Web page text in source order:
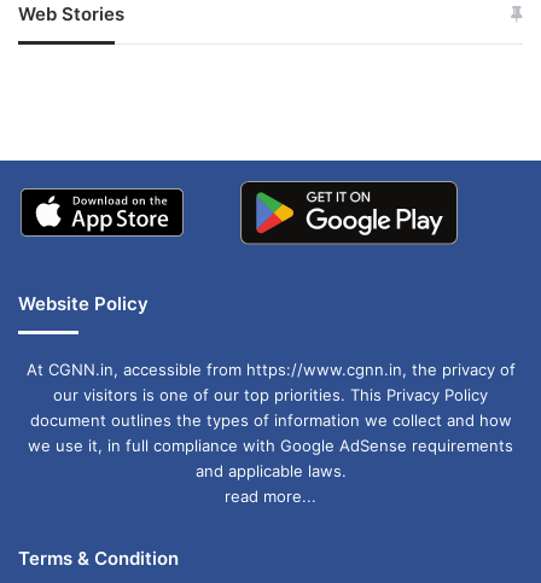
Web Stories
जम्मू-कश्मीर में बारिश से
अपडेट
खाई में धक्का… आरोपियों ने
Website Policy
At CGNN.in, accessible from https://www.cgnn.in, the privacy of
our visitors is one of our top priorities. This Privacy Policy
document outlines the types of information we collect and how
we use it, in full compliance with Google AdSense requirements
and applicable laws.
read more...
Terms & Condition